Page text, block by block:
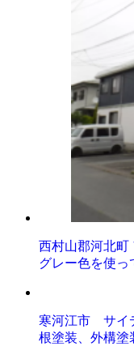
西村山郡河北
グレー色を使っ
寒河江市 サイ
根塗装、外構塗